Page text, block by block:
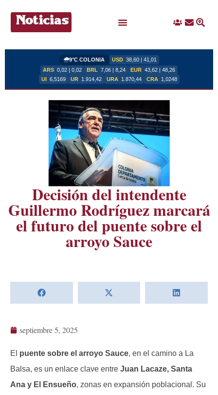
IngresoContacto
9°C COLONIA USD 38,60 | 41,01
ARS 0,02 | 0,02 BRL 7,06 | 8,24 EUR 43,62 | 48,26
UI 6,5169 UR 1.914,42 URA 1.870,44 CRA 1,0248
Decisión del intendente
Guillermo Rodríguez marcará
el futuro del puente sobre el
arroyo Sauce
septiembre 5, 2025
El puente sobre el arroyo Sauce, en el camino a La
Balsa, es un enlace clave entre Juan Lacaze, Santa
Ana y El Ensueño, zonas en expansión poblacional. Su